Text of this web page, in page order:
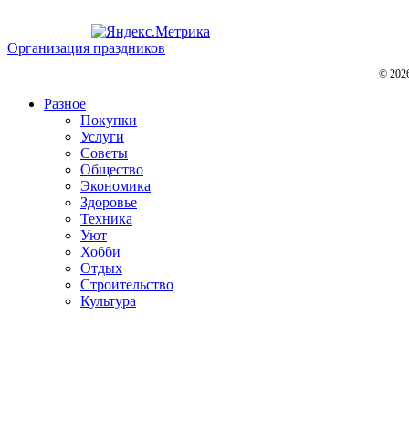
Организация праздников
©
Разное
Покупки
Услуги
Советы
Общество
Экономика
Здоровье
Техника
Уют
Хобби
Отдых
Строительство
Культура